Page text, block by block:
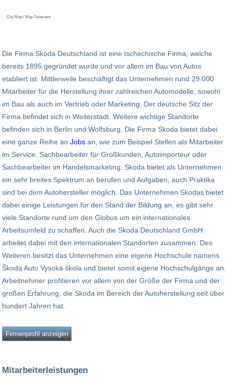
City Map / Map Generator
Die Firma Skoda Deutschland ist eine tschechische Firma, welche
bereits 1895 gegründet wurde und vor allem im Bau von Autos
etabliert ist. Mittlerweile beschäftigt das Unternehmen rund 29.000
Mitarbeiter für die Herstellung ihrer zahlreichen Automodelle, sowohl
im Bau als auch im Vertrieb oder Marketing. Der deutsche Sitz der
Firma befindet sich in Weiterstadt. Weitere wichtige Standorte
befinden sich in Berlin und Wolfsburg. Die Firma Skoda bietet dabei
eine ganze Reihe an Jobs an, wie zum Beispiel Stellen als Mitarbeiter
im Service, Sachbearbeiter für Großkunden, Autoimporteur oder
Sachbearbeiter im Handelsmarketing. Skoda bietet als Unternehmen
ein sehr breites Spektrum an berufen und Aufgaben, auch Praktika
sind bei dem Autohersteller möglich. Das Unternehmen Skodas bietet
dabei einige Leistungen für den Stand der Bildung an, es gibt sehr
viele Standorte rund um den Globus um ein internationales
Arbeitsumfeld zu schaffen. Auch die Skoda Deutschland GmbH
arbeitet dabei mit den internationalen Standorten zusammen. Des
Weiteren besitzt das Unternehmen eine eigene Hochschule namens
Škoda Auto Vysoká škola und bietet somit eigene Hochschulgänge an.
Arbeitnehmer profitieren vor allem von der Größe der Firma und der
großen Erfahrung, die Skoda im Bereich der Autoherstellung seit über
hundert Jahren hat.
Firmenprofil anzeigen
Mitarbeiterleistungen